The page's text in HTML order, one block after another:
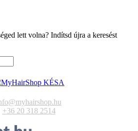
lett volna? Indítsd újra a keresést
+36 20 318 2514